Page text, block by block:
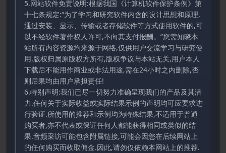
5.网站软件免责说明:根据我国《计算机软件保护条例》第
十七条规定:“为了学习和研究软件内含的设计思想和原理,
通过安装、显示、传输或者存储软件等方式使用软件的,可
以不经软件著作权人许可,不向其支付报酬。”您需知晓本
站所有内容资源均来源于网络,仅供用户交流学习与研究使
用,版权归属原版权方所有,版权争议与本站无关,用户本人
下载后不能用作商业或非法用途,需在24小时之内删除,否
则后果均由用户承担责任!
6.特别声明:我们已尽一切努力准确呈现我们的产品及其潜
力.任何关于实际收益或实际结果示例的声明均可应要求进
行验证.所使用的推荐和示例均为特殊结果,不适用于普通
购买者,亦不代表或保证任何人都能获得相同或类似的结
果.音频采访可能包含附属链接,可能会因您在后续网站上
的任何购买而收取佣金.因此,请勿仅依赖本网站上的推荐.